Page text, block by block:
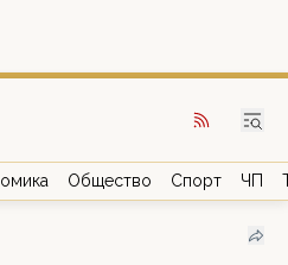
Общество Спорт ЧП